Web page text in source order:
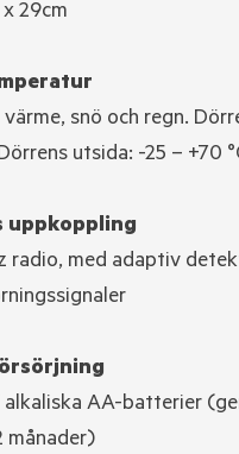
29cm
värme, snö och regn.
utsida: -25 – +70
uppkoppling
radio, med adaptiv
alkaliska AA-batterier
månader)